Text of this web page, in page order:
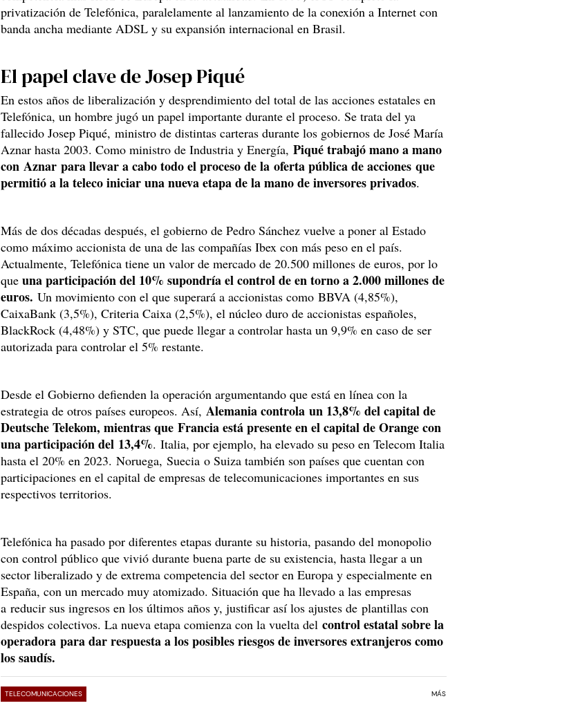
privatización de Telefónica, paralelamente al lanzamiento de la conexión a Internet con
banda ancha mediante ADSL y su expansión internacional en Brasil.
El papel clave de Josep Piqué
En estos años de liberalización y desprendimiento del total de las acciones estatales en
Telefónica, un hombre jugó un papel importante durante el proceso. Se trata del ya
fallecido Josep Piqué, ministro de distintas carteras durante los gobiernos de José María
Aznar hasta 2003. Como ministro de Industria y Energía, Piqué trabajó mano a mano
con Aznar para llevar a cabo todo el proceso de la oferta pública de acciones que
permitió a la teleco iniciar una nueva etapa de la mano de inversores privados.
Más de dos décadas después, el gobierno de Pedro Sánchez vuelve a poner al Estado
como máximo accionista de una de las compañías Ibex con más peso en el país.
Actualmente, Telefónica tiene un valor de mercado de 20.500 millones de euros, por lo
que una participación del 10% supondría el control de en torno a 2.000 millones de
euros. Un movimiento con el que superará a accionistas como BBVA (4,85%),
CaixaBank (3,5%), Criteria Caixa (2,5%), el núcleo duro de accionistas españoles,
BlackRock (4,48%) y STC, que puede llegar a controlar hasta un 9,9% en caso de ser
autorizada para controlar el 5% restante.
Desde el Gobierno defienden la operación argumentando que está en línea con la
estrategia de otros países europeos. Así, Alemania controla un 13,8% del capital de
Deutsche Telekom, mientras que Francia está presente en el capital de Orange con
una participación del 13,4%. Italia, por ejemplo, ha elevado su peso en Telecom Italia
hasta el 20% en 2023. Noruega, Suecia o Suiza también son países que cuentan con
participaciones en el capital de empresas de telecomunicaciones importantes en sus
respectivos territorios.
Telefónica ha pasado por diferentes etapas durante su historia, pasando del monopolio
con control público que vivió durante buena parte de su existencia, hasta llegar a un
sector liberalizado y de extrema competencia del sector en Europa y especialmente en
España, con un mercado muy atomizado. Situación que ha llevado a las empresas
a reducir sus ingresos en los últimos años y, justificar así los ajustes de plantillas con
despidos colectivos. La nueva etapa comienza con la vuelta del control estatal sobre la
operadora para dar respuesta a los posibles riesgos de inversores extranjeros como
los saudís.
TELECOMUNICACIONES MÁS